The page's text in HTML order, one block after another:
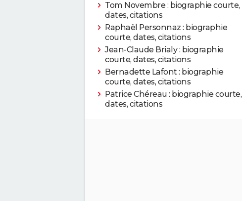
2005 Un dimanche à la campagne
2005 Automne
Clara et moi
2004 Palais royal !
Tom Novembre : biographie courte,
dates, citations
Raphaël Personnaz : biographie
courte, dates, citations
Jean-Claude Brialy : biographie
courte, dates, citations
Bernadette Lafont : biographie
courte, dates, citations
Patrice Chéreau : biographie courte,
dates, citations